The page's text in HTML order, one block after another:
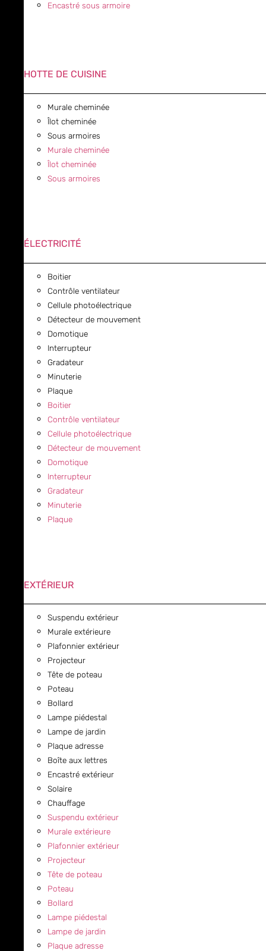
Encastré sous armoire
HOTTE DE CUISINE
Murale cheminée
Îlot cheminée
Sous armoires
Murale cheminée
Îlot cheminée
Sous armoires
ÉLECTRICITÉ
Boitier
Contrôle ventilateur
Cellule photoélectrique
Détecteur de mouvement
Domotique
Interrupteur
Gradateur
Minuterie
Plaque
Boitier
Contrôle ventilateur
Cellule photoélectrique
Détecteur de mouvement
Domotique
Interrupteur
Gradateur
Minuterie
Plaque
EXTÉRIEUR
Suspendu extérieur
Murale extérieure
Plafonnier extérieur
Projecteur
Tête de poteau
Poteau
Bollard
Lampe piédestal
Lampe de jardin
Plaque adresse
Boîte aux lettres
Encastré extérieur
Solaire
Chauffage
Suspendu extérieur
Murale extérieure
Plafonnier extérieur
Projecteur
Tête de poteau
Poteau
Bollard
Lampe piédestal
Lampe de jardin
Plaque adresse